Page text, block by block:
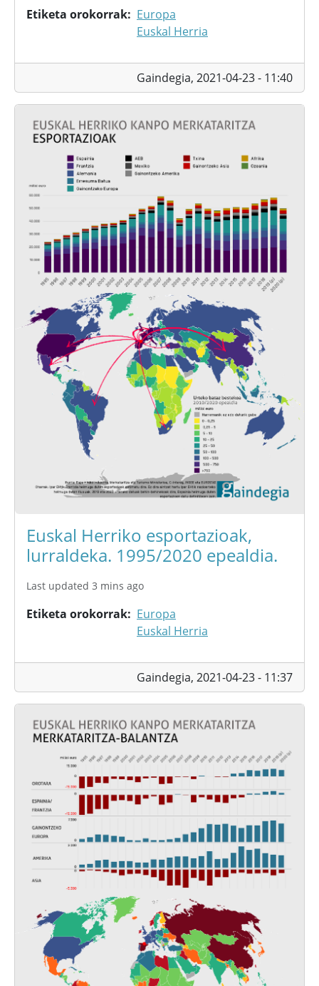
Etiketa orokorrak
Europa
Euskal Herria
Gaindegia, 2021-04-23 - 11:40
Euskal Herriko esportazioak,
lurraldeka. 1995/2020 epealdia.
Last updated 3 mins ago
Etiketa orokorrak
Europa
Euskal Herria
Gaindegia, 2021-04-23 - 11:37